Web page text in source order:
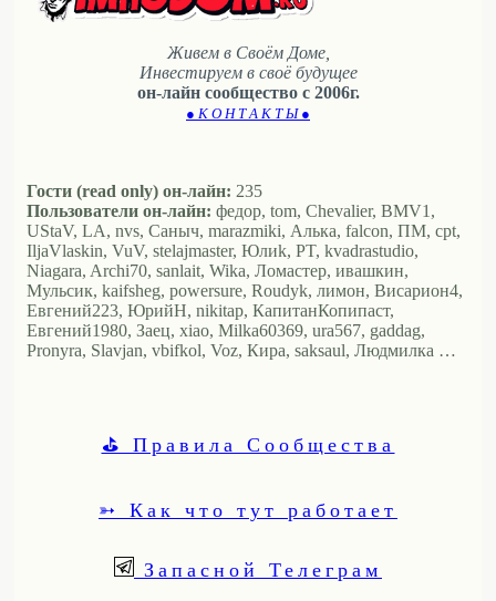
Живем в Своём Доме,
Инвестируем в своё будущее
он-лайн сообщество с 2006г.
● К О Н Т А К Т Ы ●
Гости (read only) он-лайн: 235
Пользователи он-лайн: федор, tom, Chevalier, BMV1,
UStaV, LA, nvs, Саныч, marazmiki, Алька, falcon, ПМ, cpt,
IljaVlaskin, VuV, stelajmaster, Юлиk, PT, kvadrastudio,
Niagara, Archi70, sanlait, Wika, Ломастер, ивашкин,
Мульсик, kaifsheg, powersure, Roudyk, лимон, Висариoн4,
Евгений223, ЮрийН, nikitap, КапитанКопипаст,
Евгений1980, Заец, xiao, Milka60369, ura567, gaddag,
Pronyra, Slavjan, vbifkol, Voz, Кира, saksaul, Людмилка …
⛳ Правила Сообщества
➳ Как что тут работает
Запасной Телеграм